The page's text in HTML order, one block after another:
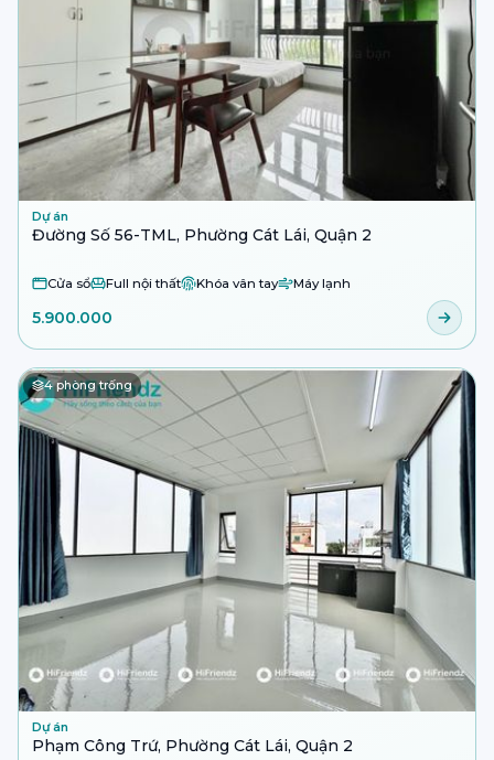
Dự án
Đường Số 56-TML, Phường Cát Lái, Quận 2
Cửa sổ Full nội thất Khóa vân tay Máy lạnh
5.900.000
4phòng trống
Dự án
Phạm Công Trứ, Phường Cát Lái, Quận 2